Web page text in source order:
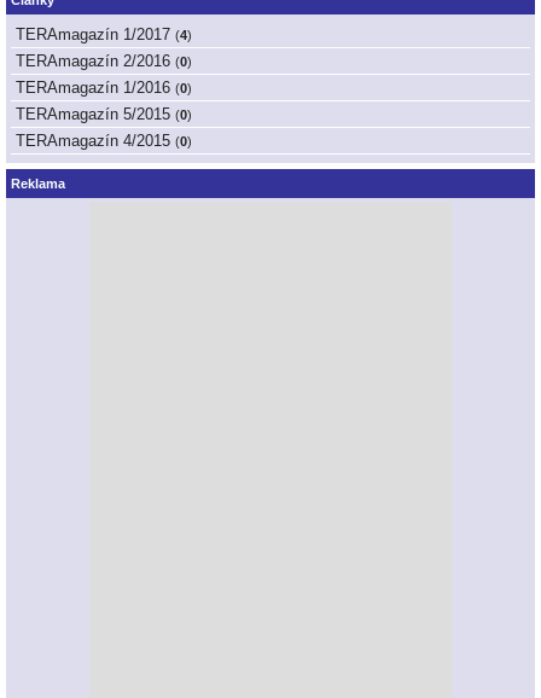
TERAmagazín 1/2017 (4)
TERAmagazín 2/2016 (0)
TERAmagazín 1/2016 (0)
TERAmagazín 5/2015 (0)
TERAmagazín 4/2015 (0)
Reklama